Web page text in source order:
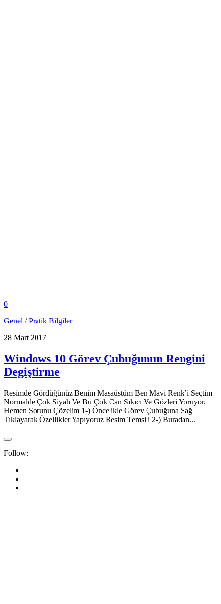
0
Genel /Pratik Bilgiler
28 Mart 2017
Windows 10 Görev Çubuğunun Rengini
Degiştirme
Resimde Gördüğünüz Benim Masaüstüm Ben Mavi Renk’i Seçtim
Normalde Çok Siyah Ve Bu Çok Can Sıkıcı Ve Gözleri Yoruyor.
Hemen Sorunu Çözelim 1-) Öncelikle Görev Çubuğuna Sağ
Tıklayarak Özellikler Yapıyoruz Resim Temsili 2-) Buradan...
Follow: